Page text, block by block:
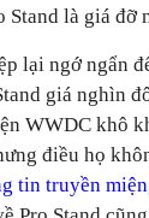
là giá đỡ
lại ngớ ngẩn
giá nghìn
WWDC khô
điều họ
tin truyền